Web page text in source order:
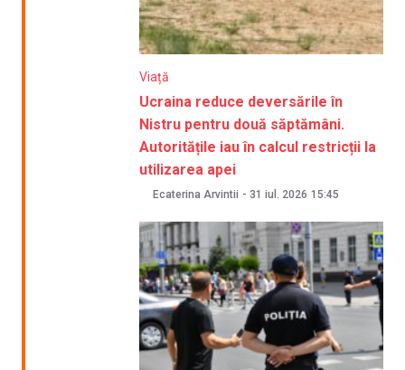
Viață
Ucraina reduce deversările în
Nistru pentru două săptămâni.
Autoritățile iau în calcul restricții la
utilizarea apei
Ecaterina Arvintii - 31 iul. 2026 15:45